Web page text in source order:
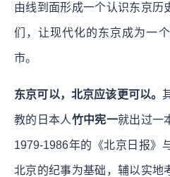
由线到面形成一个认识东京历
们，让现代化的东京成为一
市。
东京可以，北京应该更可以。
教的日本人竹中宪一就出过一
1979-1986年的《北京日报》
北京的纪事为基础，辅以实地